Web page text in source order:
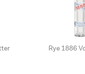
Rye 1886